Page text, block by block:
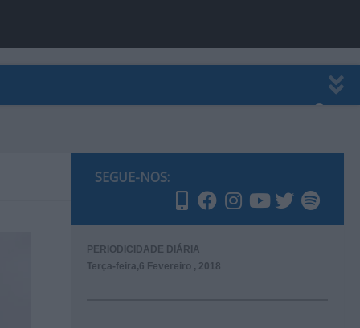
SEGUE-NOS:
PERIODICIDADE DIÁRIA
Terça-feira,6 Fevereiro , 2018